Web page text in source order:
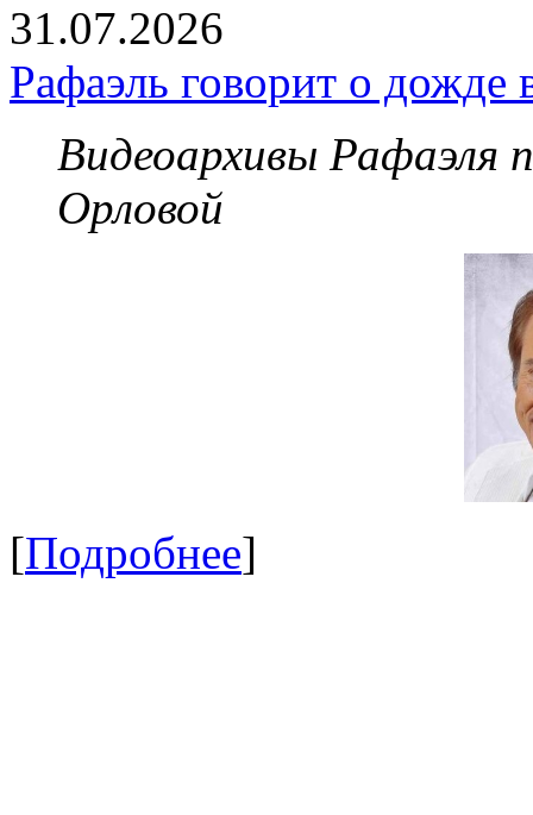
31.07.2026
Рафаэль говорит о дожде
Видеоархивы Рафаэля
Орловой
[Подробнее]